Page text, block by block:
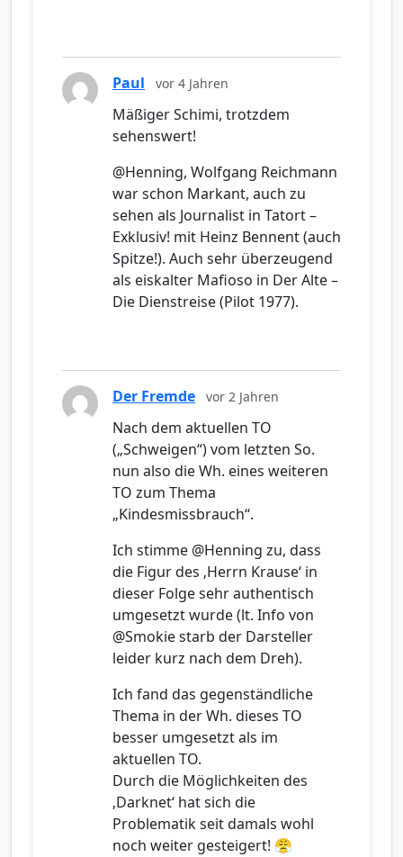
Paul vor 4 Jahren
Mäßiger Schimi, trotzdem
sehenswert!
@Henning, Wolfgang Reichmann
war schon Markant, auch zu
sehen als Journalist in Tatort –
Exklusiv! mit Heinz Bennent (auch
Spitze!). Auch sehr überzeugend
als eiskalter Mafioso in Der Alte –
Die Dienstreise (Pilot 1977).
Der Fremde vor 2 Jahren
Nach dem aktuellen TO
(„Schweigen“) vom letzten So.
nun also die Wh. eines weiteren
TO zum Thema
„Kindesmissbrauch“.
Ich stimme @Henning zu, dass
die Figur des ‚Herrn Krause‘ in
dieser Folge sehr authentisch
umgesetzt wurde (lt. Info von
@Smokie starb der Darsteller
leider kurz nach dem Dreh).
Ich fand das gegenständliche
Thema in der Wh. dieses TO
besser umgesetzt als im
aktuellen TO.
Durch die Möglichkeiten des
‚Darknet‘ hat sich die
Problematik seit damals wohl
noch weiter gesteigert! 😤